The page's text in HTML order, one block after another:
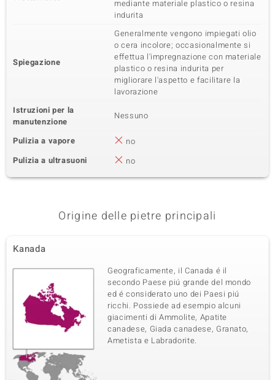
mediante materiale plastico o resina
indurita
Spiegazione
Generalmente vengono impiegati olio
o cera incolore; occasionalmente si
effettua l'impregnazione con materiale
plastico o resina indurita per
migliorare l'aspetto e facilitare la
lavorazione
Istruzioni per la
manutenzione
Nessuno
Pulizia a vapore
no
Pulizia a ultrasuoni
no
Origine delle pietre principali
Kanada
Geograficamente, il Canada é il
secondo Paese piú grande del mondo
ed é considerato uno dei Paesi piú
ricchi. Possiede ad esempio alcuni
giacimenti di Ammolite, Apatite
canadese, Giada canadese, Granato,
Ametista e Labradorite.